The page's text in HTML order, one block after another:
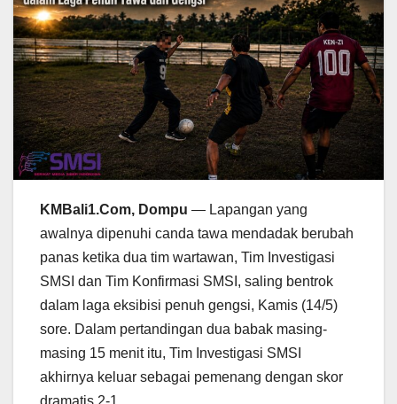
KMBali1.Com, Dompu — Lapangan yang
awalnya dipenuhi canda tawa mendadak berubah
panas ketika dua tim wartawan, Tim Investigasi
SMSI dan Tim Konfirmasi SMSI, saling bentrok
dalam laga eksibisi penuh gengsi, Kamis (14/5)
sore. Dalam pertandingan dua babak masing-
masing 15 menit itu, Tim Investigasi SMSI
akhirnya keluar sebagai pemenang dengan skor